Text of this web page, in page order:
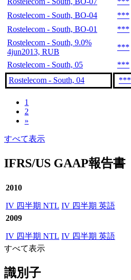
Rostelecom - South, BO-04
***
Rostelecom - South, BO-01
***
Rostelecom - South, 9.0%
4jun2013, RUB
***
Rostelecom - South, 05 ***
Rostelecom - South, 04
***
1
2
»
すべて表示
IFRS/US GAAP報告書
2010
IV 四半期 NTL IV 四半期 英語
2009
IV 四半期 NTL IV 四半期 英語
すべて表示
識別子